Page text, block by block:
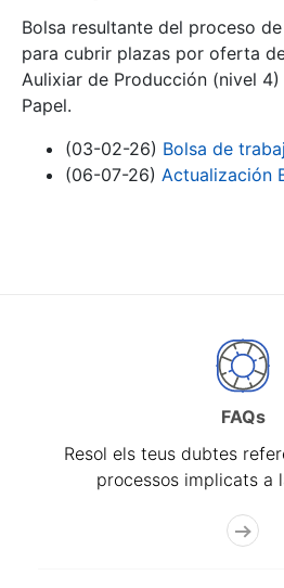
Mostra/Amaga
Mostra/Amaga
Bolsa resultante del proceso
para cubrir plazas por oferta
Aulixiar de Producción (nivel
Papel.
(03-02-26) Bolsa de
(06-07-26) Actualización
FAQs
Resol els teus dubtes
processos implicats a